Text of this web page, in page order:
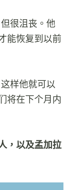
很沮丧。他
能恢复到以前
样他就可以
将在下个月内
，以及孟加拉